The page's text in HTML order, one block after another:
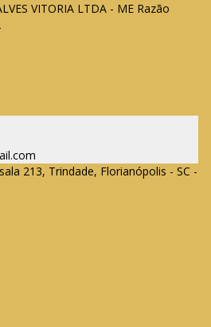
VITORIA LTDA - ME Razão
213, Trindade, Florianópolis - SC -